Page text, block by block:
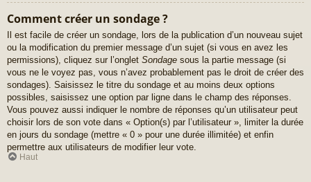
Comment créer un sondage ?
Il est facile de créer un sondage, lors de la publication d’un nouveau sujet
ou la modification du premier message d’un sujet (si vous en avez les
permissions), cliquez sur l’onglet Sondage sous la partie message (si
vous ne le voyez pas, vous n’avez probablement pas le droit de créer des
sondages). Saisissez le titre du sondage et au moins deux options
possibles, saisissez une option par ligne dans le champ des réponses.
Vous pouvez aussi indiquer le nombre de réponses qu’un utilisateur peut
choisir lors de son vote dans « Option(s) par l’utilisateur », limiter la durée
en jours du sondage (mettre « 0 » pour une durée illimitée) et enfin
permettre aux utilisateurs de modifier leur vote.
Haut